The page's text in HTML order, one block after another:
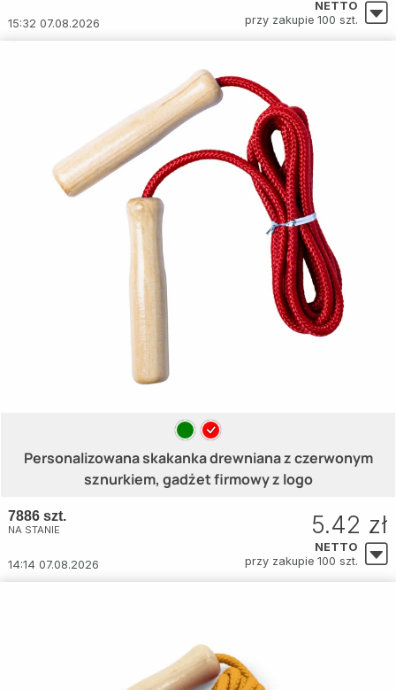
15:32 07.08.2026
NETTO
przy zakupie 100 szt.
Personalizowana skakanka drewniana z czerwonym
sznurkiem, gadżet firmowy z logo
7886 szt.
NA STANIE
14:14 07.08.2026
5.42 zł
NETTO
przy zakupie 100 szt.